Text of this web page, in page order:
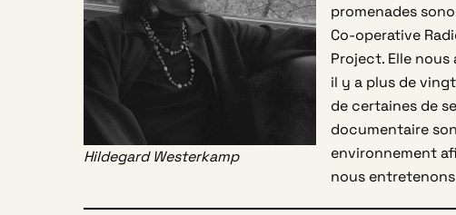
Hildegard Westerkamp
promenades
Co-operative
Project. Elle nous
il y a plus de
de certaines de
documentaire
environnement
nous